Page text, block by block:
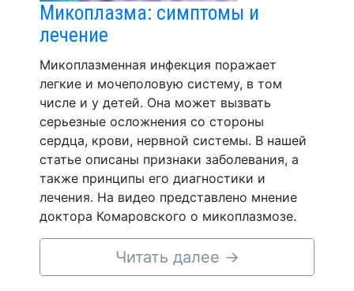
Микоплазма: симптомы и
лечение
Микоплазменная инфекция поражает
легкие и мочеполовую систему, в том
числе и у детей. Она может вызвать
серьезные осложнения со стороны
сердца, крови, нервной системы. В нашей
статье описаны признаки заболевания, а
также принципы его диагностики и
лечения. На видео представлено мнение
доктора Комаровского о микоплазмозе.
Читать далее →